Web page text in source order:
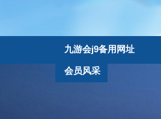
九游会j9备用网址
会员风采